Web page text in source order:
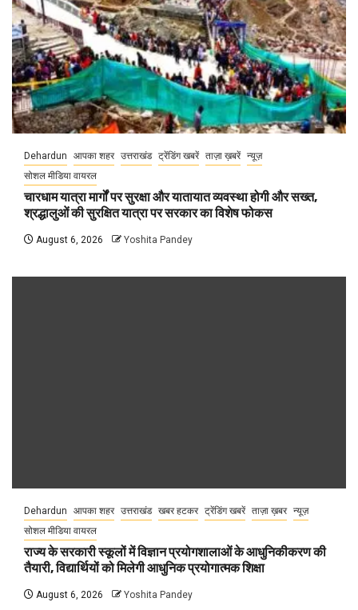
Dehardun आपका शहर उत्तराखंड ट्रेंडिंग खबरें ताज़ा ख़बरें न्यूज़
सोशल मीडिया वायरल
चारधाम यात्रा मार्गों पर सुरक्षा और यातायात व्यवस्था होगी और सख्त,
श्रद्धालुओं की सुरक्षित यात्रा पर सरकार का विशेष फोकस
August 6, 2026 Yoshita Pandey
Dehardun आपका शहर उत्तराखंड खबर हटकर ट्रेंडिंग खबरें ताज़ा ख़बर न्यूज़
सोशल मीडिया वायरल
राज्य के सरकारी स्कूलों में विज्ञान प्रयोगशालाओं के आधुनिकीकरण की
तैयारी, विद्यार्थियों को मिलेगी आधुनिक प्रयोगात्मक शिक्षा
August 6, 2026 Yoshita Pandey